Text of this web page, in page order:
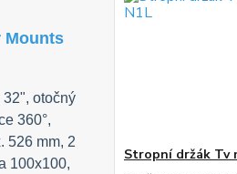
Mounts
32", otočný
360°,
526 mm, 2
100x100,
Stropní držák Tv